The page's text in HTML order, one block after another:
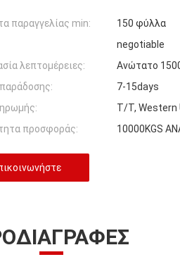
παραγγελίας min:
150 φύλλα
negotiable
λεπτομέρειες:
Ανώτατο
7-15days
T/T, Western
προσφοράς:
10000KGS